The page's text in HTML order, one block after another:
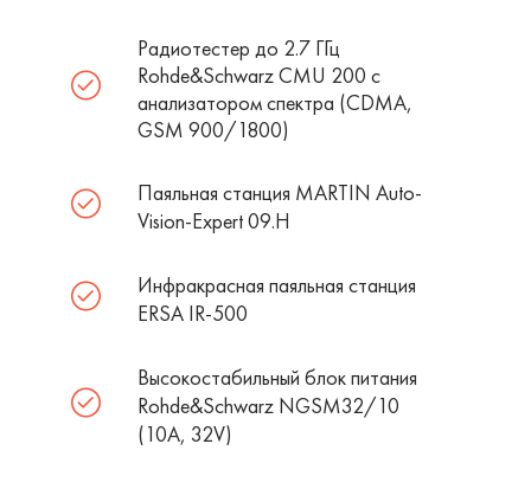
Радиотестер до 2.7 ГГц
Rohde&Schwarz CMU 200 с
анализатором спектра (CDMA,
GSM 900/1800)
Паяльная станция MARTIN Auto-
Vision-Expert 09.H
Инфракрасная паяльная станция
ERSA IR-500
Высокостабильный блок питания
Rohde&Schwarz NGSM32/10
(10А, 32V)